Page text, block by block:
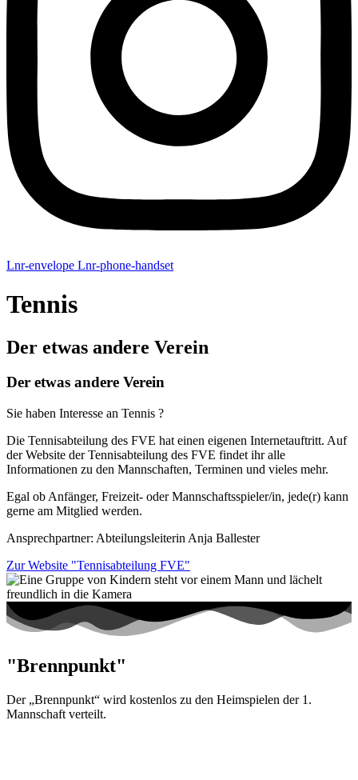
Lnr-envelope Lnr-phone-handset
Tennis
Der etwas andere Verein
Der etwas andere Verein
Sie haben Interesse an Tennis ?
Die Tennisabteilung des FVE hat einen eigenen Internetauftritt. Auf
der Website der Tennisabteilung des FVE findet ihr alle
Informationen zu den Mannschaften, Terminen und vieles mehr.
Egal ob Anfänger, Freizeit- oder Mannschaftsspieler/in, jede(r) kann
gerne am Mitglied werden.
Ansprechpartner: Abteilungsleiterin Anja Ballester
Zur Website "Tennisabteilung FVE"
"Brennpunkt"
Der „Brennpunkt“ wird kostenlos zu den Heimspielen der 1.
Mannschaft verteilt.